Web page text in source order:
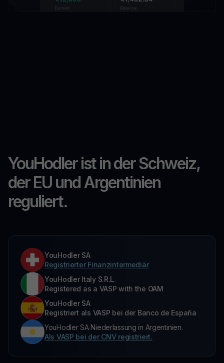
YouHodler ist in der Schweiz,
der EU und Argentinien
reguliert.
YouHodler SA
Registrierter Finanzintermediär
YouHodler Italy S.R.L.
Registered as a VASP with the OAM
YouHodler SA
Registriert als VASP bei der Banco de España
YouHodler SA Niederlassung in Argentinien.
Als VASP bei der CNV registriert.